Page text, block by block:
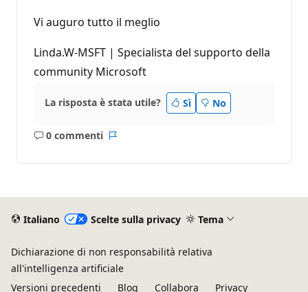
Vi auguro tutto il meglio
Linda.W-MSFT | Specialista del supporto della
community Microsoft
La risposta è stata utile? Sì No
0 commenti
Nessun
Italiano Scelte sulla privacy Tema
Dichiarazione di non responsabilità relativa
all'intelligenza artificiale
Versioni precedenti
Blog Collabora Privacy